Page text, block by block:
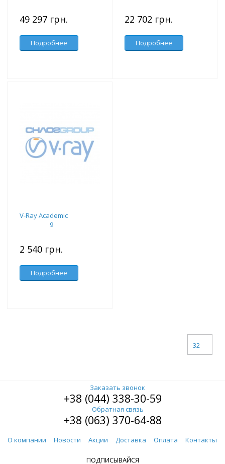
49 297 грн.
Подробнее
22 702 грн.
Подробнее
V-Ray Academic
9
2 540 грн.
Подробнее
32
Заказать звонок
+38 (044) 338-30-59
Обратная связь
+38 (063) 370-64-88
О компании Новости Акции Доставка Оплата Контакты
ПОДПИСЫВАЙСЯ